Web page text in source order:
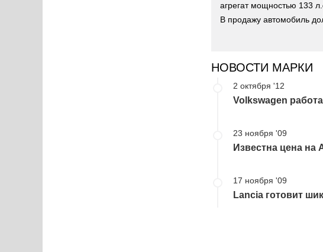
агрегат мощностью 133
В продажу автомобиль
НОВОСТИ МАРКИ
2 октября '12
Volkswagen
23 ноября '09
Известна цена на
17 ноября '09
Lancia готовит